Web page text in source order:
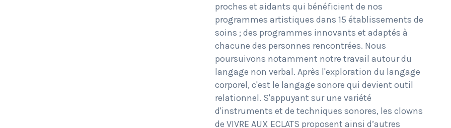
proches et aidants qui bénéficient de nos
programmes artistiques dans 15 établissements de
soins ; des programmes innovants et adaptés à
chacune des personnes rencontrées. Nous
poursuivons notamment notre travail autour du
langage non verbal. Après l'exploration du langage
corporel, c'est le langage sonore qui devient outil
relationnel. S'appuyant sur une variété
d'instruments et de techniques sonores, les clowns
de VIVRE AUX ECLATS proposent ainsi d’autres